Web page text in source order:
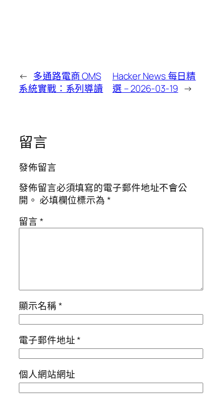
← 多通路電商 OMS
系統實戰：系列導讀
Hacker News 每日精
選 – 2026-03-19 →
留言
發佈留言
發佈留言必須填寫的電子郵件地址不會公
開。 必填欄位標示為*
留言*
顯示名稱*
電子郵件地址*
個人網站網址